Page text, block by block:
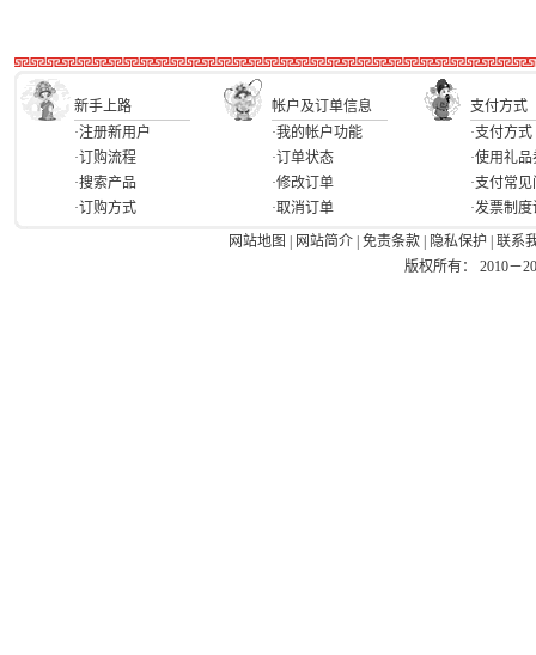
新手上路 帐户及订单信息
支付方式
·注册新用户
·订购流程
·搜索产品
·订购方式
·我的帐户功能
·订单状态
·修改订单
·取消订单
·支付方式
·使用礼品
·支付常
·发票制
网站地图
网站简介 免责条款 隐私保护
联系
版权所有： 2010－